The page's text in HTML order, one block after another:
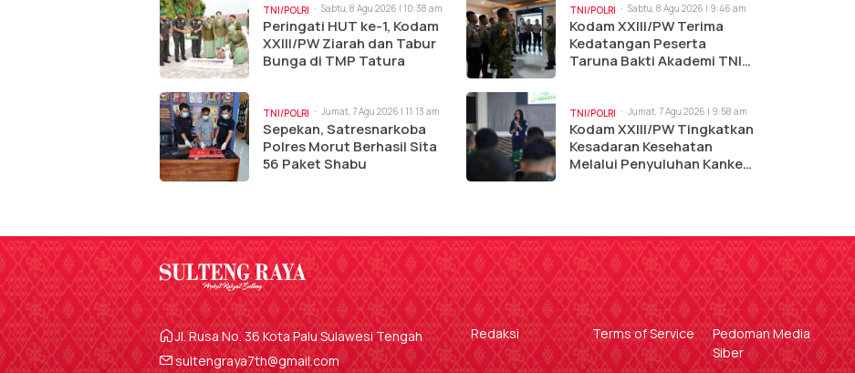
TNI/POLRI Sabtu, 8 Agu 2026 | 10:38 am
Peringati HUT ke-1, Kodam
XXIII/PW Ziarah dan Tabur
Bunga di TMP Tatura
TNI/POLRI Sabtu, 8 Agu 2026 | 9:46 am
Kodam XXIII/PW Terima
Kedatangan Peserta
Taruna Bakti Akademi TNI
TNI/POLRI Jumat, 7 Agu 2026 | 11:13 am
Sepekan, Satresnarkoba
Polres Morut Berhasil Sita
56 Paket Shabu
TNI/POLRI Jumat, 7 Agu 2026 | 9:58 am
Kodam XXIII/PW Tingkatkan
Kesadaran Kesehatan
Melalui Penyuluhan Kanker
Jl. Rusa No. 36 Kota Palu Sulawesi Tengah
sultengraya7th@gmail.com
Redaksi Terms of Service
Pedoman Media
Siber